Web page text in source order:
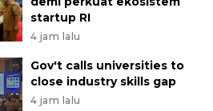
startup RI
4 jam lalu
Gov't calls universities to
close industry skills gap
4 jam lalu